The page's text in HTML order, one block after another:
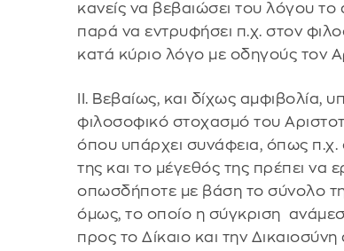
κανείς να βεβαιώσει του λόγου
παρά να εντρυφήσει π.χ. στον
κατά κύριο λόγο με οδηγούς τον
ΙΙ. Βεβαίως, και δίχως
φιλοσοφικό στοχασμό του
όπου υπάρχει συνάφεια, όπως π.χ.
της και το μέγεθός της πρέπει να
οπωσδήποτε με βάση το σύνολο
όμως, το οποίο η σύγκριση
προς το Δίκαιο και την